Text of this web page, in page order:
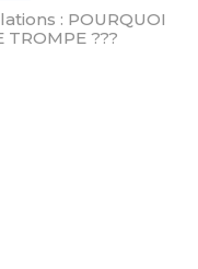
: POURQUOI
TROMPE ???